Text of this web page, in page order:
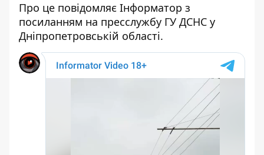
Про це повідомляє Інформатор з
посиланням на пресслужбу ГУ ДСНС у
Дніпропетровській області.